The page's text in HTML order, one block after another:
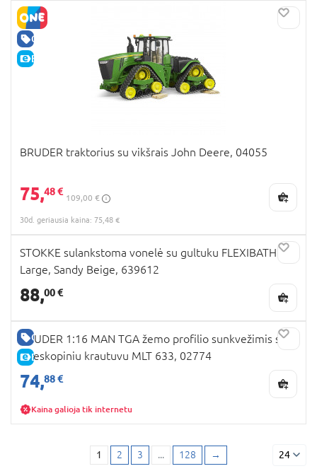
GERA KAINA
E-KAINA
BRUDER traktorius su vikšrais John Deere, 04055
75,48 €
109,00 €
30d. geriausia kaina: 75,48 €
STOKKE sulankstoma vonelė su gultuku FLEXIBATH X-
Large, Sandy Beige, 639612
88,00 €
GERA KAINA
E-KAINA
BRUDER 1:16 MAN TGA žemo profilio sunkvežimis su
teleskopiniu krautuvu MLT 633, 02774
74,88 €
Kaina galioja tik internetu
1 2 3 ... 128 → 24